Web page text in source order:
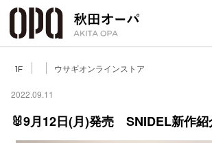
1F ウサギオンラインストア
2022.09.11
🐰9月12日(月)発売 SNIDEL新作紹